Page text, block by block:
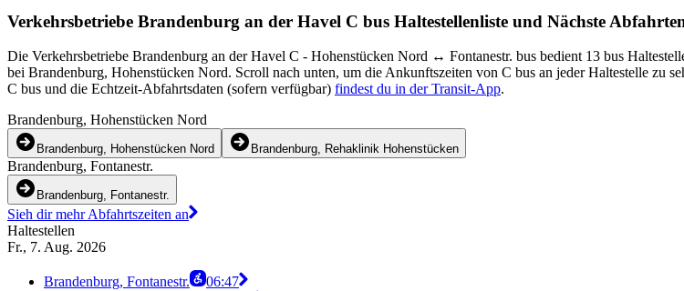
Verkehrsbetriebe Brandenburg an der Havel C bus Haltestellenliste und Nächste
Die Verkehrsbetriebe Brandenburg an der Havel C - Hohenstücken Nord ↔︎ Fontanestr. bus bedient 13 bus
bei Brandenburg, Hohenstücken Nord. Scroll nach unten, um die Ankunftszeiten von C bus an jeder Haltestelle zu
C bus und die Echtzeit-Abfahrtsdaten (sofern verfügbar) findest du in der Transit-App.
Brandenburg, Hohenstücken Nord
Brandenburg, Hohenstücken Nord Brandenburg, Rehaklinik Hohenstücken
Brandenburg, Fontanestr.
Brandenburg, Fontanestr.
Sieh dir mehr Abfahrtszeiten an
Haltestellen
Fr., 7. Aug. 2026
Brandenburg, Fontanestr.
06:47